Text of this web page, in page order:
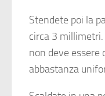
Stendete poi la
circa 3
non deve essere
abbastanza